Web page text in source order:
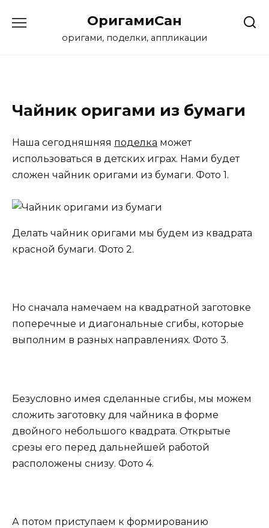
содержанию
ОригамиСан
оригами, поделки, аппликации
Чайник оригами из бумаги
Наша сегодняшняя поделка может
использоваться в детских играх. Нами будет
сложен чайник оригами из бумаги. Фото 1.
Делать чайник оригами мы будем из квадрата
красной бумаги. Фото 2.
Но сначала намечаем на квадратной заготовке
поперечные и диагональные сгибы, которые
выполним в разных направлениях. Фото 3.
Безусловно имея сделанные сгибы, мы можем
сложить заготовку для чайника в форме
двойного небольшого квадрата. Открытые
срезы его перед дальнейшей работой
расположены снизу. Фото 4.
А потом приступаем к формированию